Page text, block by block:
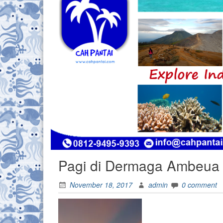
Pagi di Dermaga Ambeua
November 18, 2017 admin 0 comment